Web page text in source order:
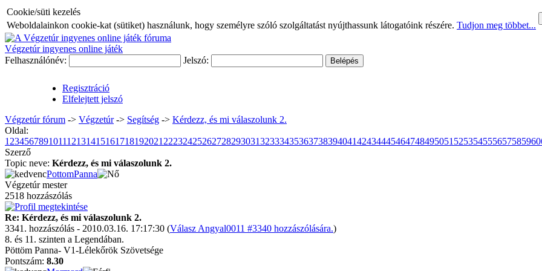
Cookie/süti kezelés
Weboldalainkon cookie-kat (sütiket) használunk, hogy személyre szóló szolgáltatást nyújthassunk látogatóink részére. Tudjon meg többet...
Végzetúr ingyenes online játék
Felhasználónév:
Jelszó:
Regisztráció
Elfelejtett jelszó
Végzetúr fórum -> Végzetúr-> Segítség -> Kérdezz, és mi válaszolunk 2.
Oldal:
1 23456789101112131415161718192021 222324252627282930313233343536373839404142434445464748495051 525354555657585960
Szerző
Topic neve: Kérdezz, és mi válaszolunk 2.
PottomPanna
Végzetúr mester
2518 hozzászólás
Re: Kérdezz, és mi válaszolunk 2.
3341. hozzászólás - 2010.03.16. 17:17:30 (Válasz Angyal0011 #3340 hozzászólására.)
8. és 11. szinten a Legendában.
Pöttöm Panna- V1-Lélekőrök Szövetsége
Pontszám: 8.30